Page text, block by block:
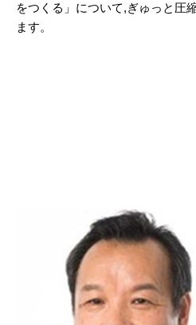
をつくる」について,ぎゅっと圧
ます。